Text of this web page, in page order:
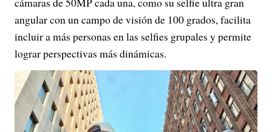
angular con un campo de visión de 100 grados, facilita
incluir a más personas en las selfies grupales y permite
lograr perspectivas más dinámicas.